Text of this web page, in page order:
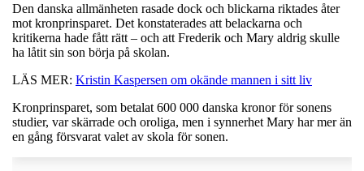
Den danska allmänheten rasade dock och blickarna riktades åter
mot kronprinsparet. Det konstaterades att belackarna och
kritikerna hade fått rätt – och att Frederik och Mary aldrig skulle
ha låtit sin son börja på skolan.
LÄS MER: Kristin Kaspersen om okände mannen i sitt liv
Kronprinsparet, som betalat 600 000 danska kronor för sonens
studier, var skärrade och oroliga, men i synnerhet Mary har mer än
en gång försvarat valet av skola för sonen.